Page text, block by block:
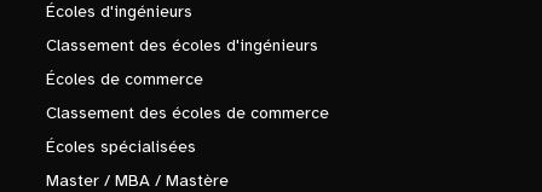
Écoles d'ingénieurs
Classement des écoles d'ingénieurs
Écoles de commerce
Classement des écoles de commerce
Écoles spécialisées
Master / MBA / Mastère